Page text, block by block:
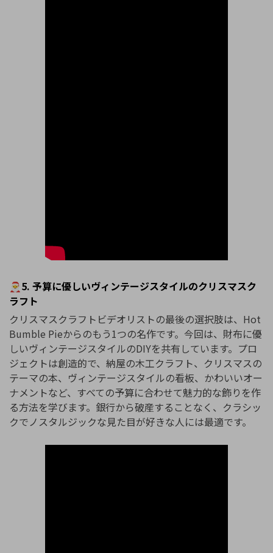
🎅5. 予算に優しいヴィンテージスタイルのクリスマスク
ラフト
クリスマスクラフトビデオリストの最後の選択肢は、Hot
Bumble Pieからのもう1つの名作です。今回は、財布に優
しいヴィンテージスタイルのDIYを共有しています。プロ
ジェクトは創造的で、納屋の木工クラフト、クリスマスの
テーマの本、ヴィンテージスタイルの看板、かわいいオー
ナメントなど、すべての予算に合わせて魅力的な飾りを作
る方法を学びます。銀行から破産することなく、クラシッ
クでノスタルジックな見た目が好きな人には最適です。